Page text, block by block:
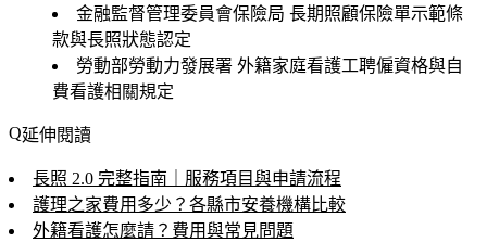
金融監督管理委員會保險局 長期照顧保險單示範條
款與長照狀態認定
勞動部勞動力發展署 外籍家庭看護工聘僱資格與自
費看護相關規定
延伸閱讀
長照 2.0 完整指南｜服務項目與申請流程
護理之家費用多少？各縣市安養機構比較
外籍看護怎麼請？費用與常見問題